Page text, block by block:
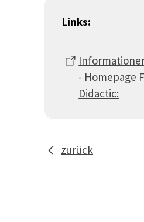
Links:
- Homepage
Didactic:
zurück